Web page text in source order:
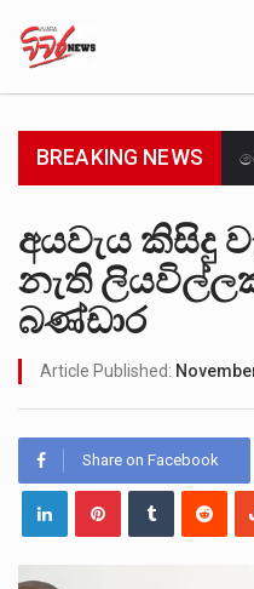
BREAKING NEWS
අයවැය කිසිදු
නැති
බණ්ඩාර
Article Published:
Share on Facebook